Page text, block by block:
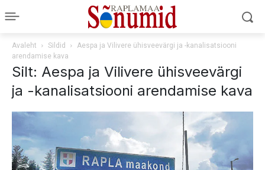
Avaleht Sildid
Aespa ja Vilivere ühisveevärgi ja -kanalisatsiooni
arendamise kava
Silt: Aespa ja Vilivere ühisveevärgi
ja -kanalisatsiooni arendamise kava